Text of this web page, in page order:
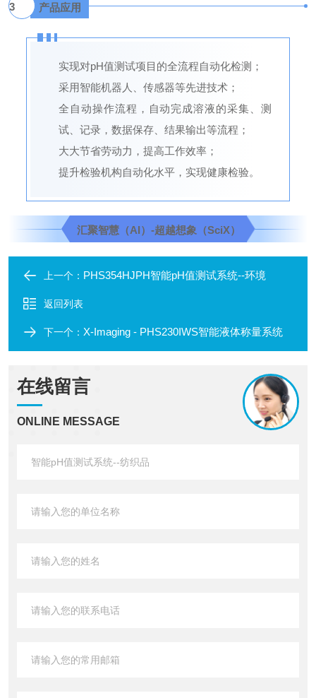
3 产品应用
实现对pH值测试项目的全流程自动化检测；
采用智能机器人、传感器等先进技术；
全自动操作流程，自动完成溶液的采集、测
试、记录，数据保存、结果输出等流程；
大大节省劳动力，提高工作效率；
提升检验机构自动化水平，实现健康检验。
汇聚智慧（AI）-超越想象（SciX）
上一个： PHS354HJPH智能pH值测试系统--环境
返回列表
下一个： X-Imaging - PHS230IWS智能液体称量系统
在线留言
ONLINE MESSAGE